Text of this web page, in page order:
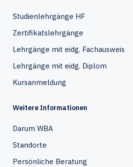
Studienlehrgänge HF
Zertifikatslehrgänge
Lehrgänge mit eidg. Fachausweis
Lehrgänge mit eidg. Diplom
Kursanmeldung
Weitere Informationen
Darum WBA
Standorte
Persönliche Beratung